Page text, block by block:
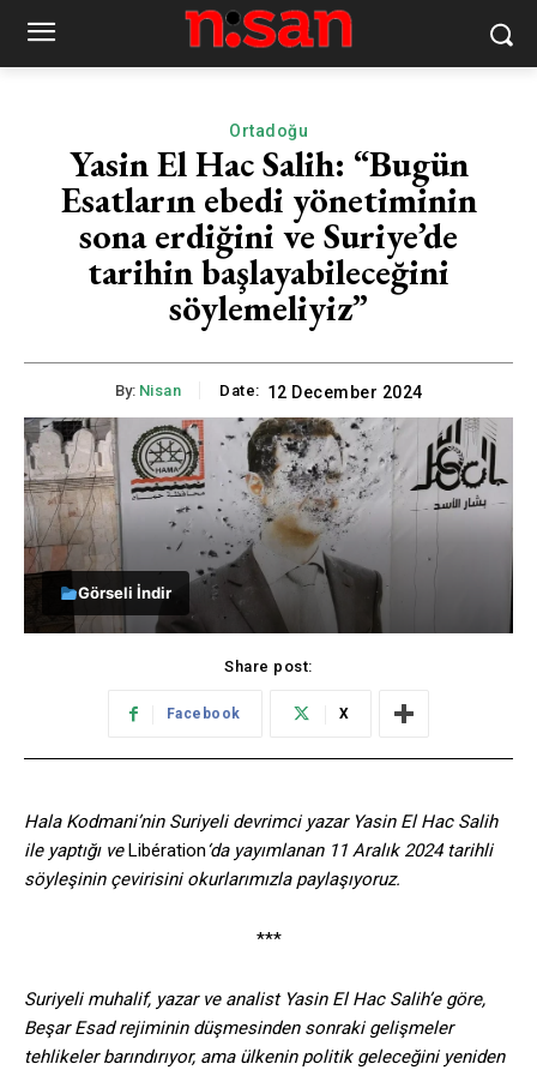
Ortadoğu
Yasin El Hac Salih: “Bugün
Esatların ebedi yönetiminin
sona erdiğini ve Suriye’de
tarihin başlayabileceğini
söylemeliyiz”
By: Nisan Date: 12 December 2024
Görseli İndir
Share post:
Facebook X
Hala Kodmani’nin Suriyeli devrimci yazar Yasin El Hac Salih
ile yaptığı veLibération‘da yayımlanan 11 Aralık 2024 tarihli
söyleşinin çevirisini okurlarımızla paylaşıyoruz.
***
Suriyeli muhalif, yazar ve analist Yasin El Hac Salih’e göre,
Beşar Esad rejiminin düşmesinden sonraki gelişmeler
tehlikeler barındırıyor, ama ülkenin politik geleceğini yeniden